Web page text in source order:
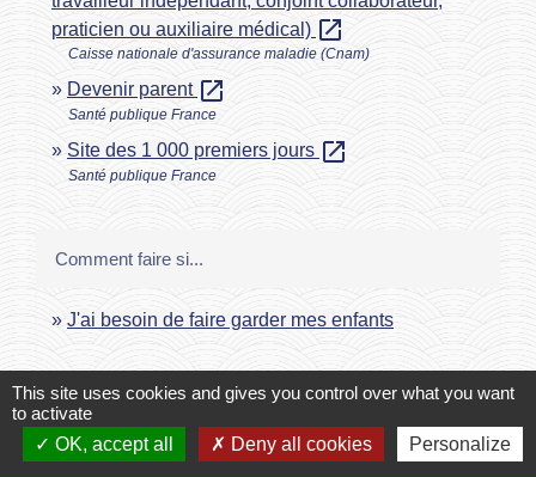
praticien ou auxiliaire médical) open_in_new
Caisse nationale d'assurance maladie (Cnam)
Devenir parent open_in_new
Santé publique France
Site des 1 000 premiers jours open_in_new
Santé publique France
Comment faire si...
J'ai besoin de faire garder mes enfants
Signaler une erreur sur cette page
This site uses cookies and gives you control over what you want
to activate
OK, accept all
Deny all cookies Personalize